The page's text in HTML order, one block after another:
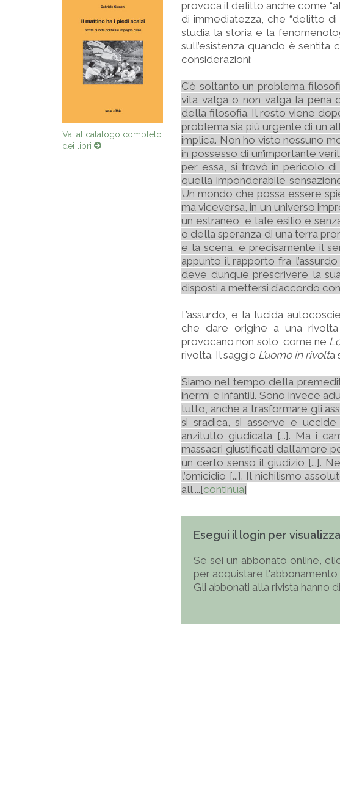
Vai al catalogo completo
dei libri
provoca il delitto anche come
di immediatezza, che “delitto
studia la storia e la
sull’esistenza quando è sentita
considerazioni:
C’è soltanto un problema
vita valga o non valga la pena
della filosofia. Il resto viene
problema sia più urgente di un
implica. Non ho visto nessuno
in possesso di un’importante
per essa, si trovò in pericolo
quella imponderabile
Un mondo che possa essere
ma viceversa, in un universo
un estraneo, e tale esilio è
o della speranza di una terra
e la scena, è precisamente il
appunto il rapporto fra
deve dunque prescrivere la
disposti a mettersi d’accordo
L’assurdo, e la lucida
che dare origine a una
provocano non solo, come ne
rivolta. Il saggio L’uomo in rivolta
Siamo nel tempo della
inermi e infantili. Sono invece
tutto, anche a trasformare gli
si sradica, si asserve e
anzitutto giudicata [...]. Ma i
massacri giustificati dall’amore
un certo senso il giudizio [...].
l’omicidio [...]. Il nichilismo
all ...[continua]
Esegui il login per
Se sei un abbonato online,
per acquistare l'abbonamento
Gli abbonati alla rivista hanno